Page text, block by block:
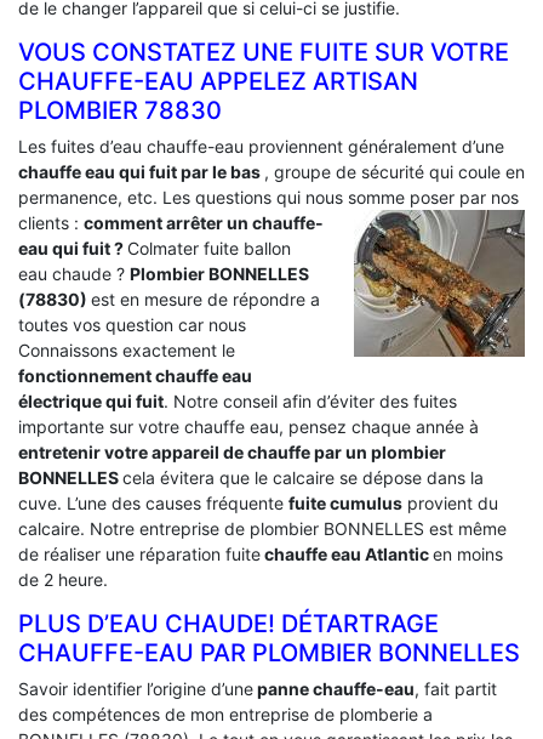
de le changer l’appareil que si celui-ci se justifie.
VOUS CONSTATEZ UNE FUITE SUR VOTRE
CHAUFFE-EAU APPELEZ ARTISAN
PLOMBIER 78830
Les fuites d’eau chauffe-eau proviennent généralement d’une
chauffe eau qui fuit par le bas , groupe de sécurité qui coule en
permanence, etc. Les questions qui nous somme poser par nos
clients : comment arrêter un chauffe-
eau qui fuit ?Colmater fuite ballon
eau chaude ? Plombier BONNELLES
(78830) est en mesure de répondre a
toutes vos question car nous
Connaissons exactement le
fonctionnement chauffe eau
électrique qui fuit. Notre conseil afin d’éviter des fuites
importante sur votre chauffe eau, pensez chaque année à
entretenir votre appareil de chauffe par un plombier
BONNELLEScela évitera que le calcaire se dépose dans la
cuve. L’une des causes fréquente fuite cumulus provient du
calcaire. Notre entreprise de plombier BONNELLES est même
de réaliser une réparation fuitechauffe eau Atlanticen moins
de 2 heure.
PLUS D’EAU CHAUDE! DÉTARTRAGE
CHAUFFE-EAU PAR PLOMBIER BONNELLES
Savoir identifier l’origine d’unepanne chauffe-eau, fait partit
des compétences de mon entreprise de plomberie a